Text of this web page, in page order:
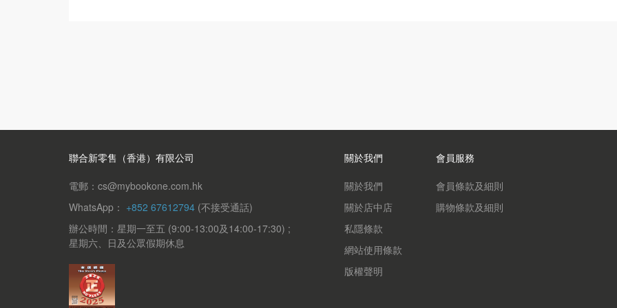
聯合新零售（香港）有限公司
電郵：cs@mybookone.com.hk
WhatsApp： +852 67612794 (不接受通話)
辦公時間：星期一至五 (9:00-13:00及14:00-17:30) ;
星期六、日及公眾假期休息
關於我們
關於我們
關於店中店
私隱條款
網站使用條款
版權聲明
會員服務
會員條款及細則
購物條款及細則